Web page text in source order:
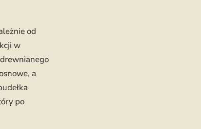
od
w
a
po